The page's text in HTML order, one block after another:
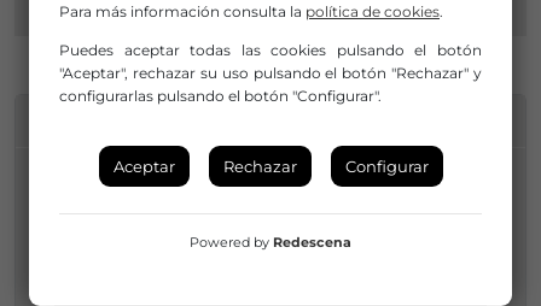
Laura Landa Calvo
943 449 634
Para más información consulta la política de cookies.
Puedes aceptar todas las cookies pulsando el botón
"Aceptar", rechazar su uso pulsando el botón "Rechazar" y
configurarlas pulsando el botón "Configurar".
Aceptar Rechazar Configurar
Powered by Redescena